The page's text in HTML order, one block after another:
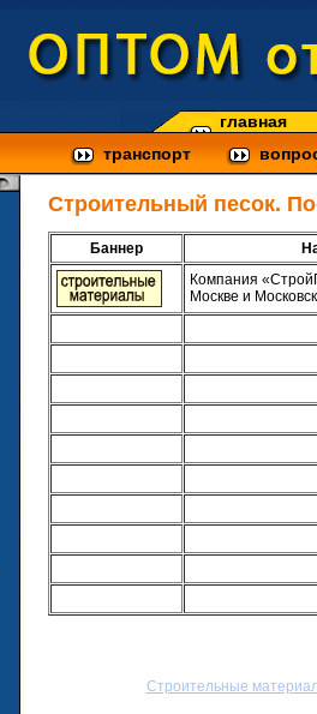
главная
транспорт
Строительный песок.
Баннер
Компания
Москве и
Строительные